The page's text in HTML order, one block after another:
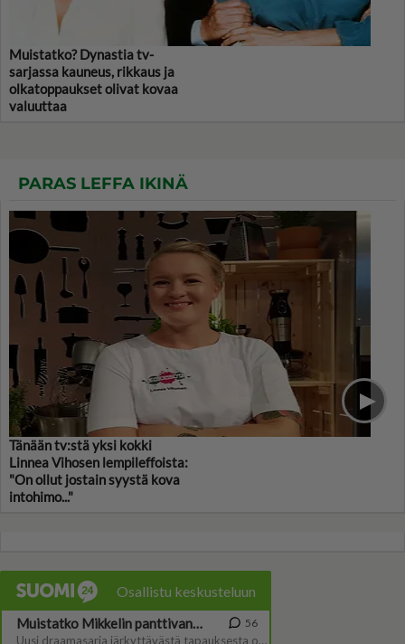
Muistatko? Dynastia tv-
sarjassa kauneus, rikkaus ja
olkatoppaukset olivat kovaa
valuuttaa
PARAS LEFFA IKINÄ
Tänään tv:stä yksi kokki
Linnea Vihosen lempileffoista:
"On ollut jostain syystä kova
intohimo..."